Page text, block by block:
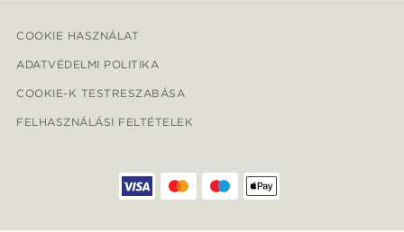
COOKIE HASZNÁLAT
ADATVÉDELMI POLITIKA
COOKIE-K TESTRESZABÁSA
FELHASZNÁLÁSI FELTÉTELEK